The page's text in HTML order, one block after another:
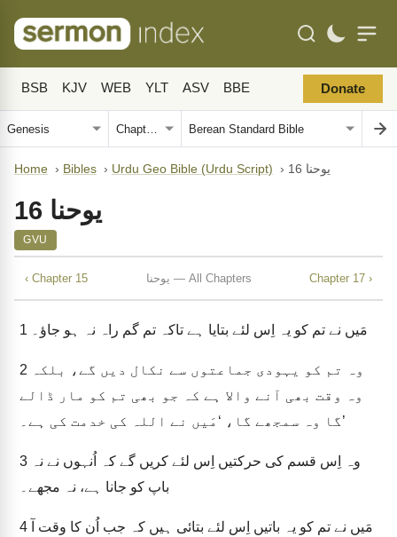
BSB KJV WEB YLT ASV BBE Donate
Home › Bibles › Urdu Geo Bible (Urdu Script) › یوحنا 16
یوحنا 16
GVU
‹ Chapter 15 یوحنا — All Chapters Chapter 17 ›
1 مَیں نے تم کو یہ اِس لئے بتایا ہے تاکہ تم گم راہ نہ ہو جاؤ۔
2
وہ وقت بھی آنے والا ہے کہ جو بھی تم کو مار ڈالے
گا وہ سمجھے گا، ‘مَیں نے اللہ کی خدمت کی ہے۔’
3
باپ کو جانا ہے، نہ مجھے۔
4